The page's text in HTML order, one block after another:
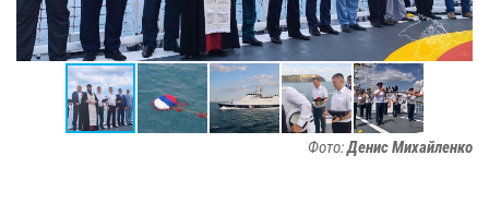
Фото:Денис Михайленко